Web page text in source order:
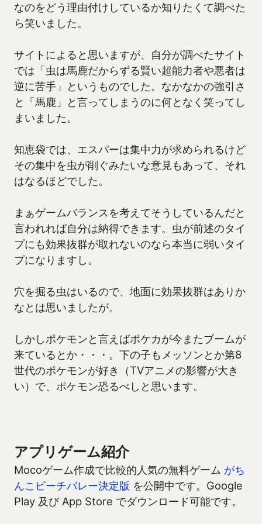
なのをどう理由付けしているか知りたくて調べた
ら笑いました。
サイトによると思いますが、自分が調べたサイト
では「虫は馬鹿だからずる賢い超能力者や悪者は
逆に苦手」というものでした。なかなかの強引さ
と「馬鹿」と言ってしまうのに何となく笑ってし
まいました。
知恵袋では、エスパーは集中力が求められるけど
その集中を虫が削ぐみたいな意見もあって、それ
はなるほどでした。
まぁゲームバランスを考えてそうしているんだと
言われれば自分は納得できます。虫が前述のタイ
プにも効果抜群が取れないのなら本当に弱いタイ
プになりますし。
穴を掘る虫はいるので、地面に効果抜群はありか
なとは思いましたが。
しかしポケモンと言えばポケカが今またブームが
来ているとか・・・。下の子もメッソンとか第8
世代のポケモンが好き（TVアニメの影響が大き
い）で、ポケモン恐るべしと思います。
アプリゲーム紹介
Mocoゲーム作成で比較的人気の無料ゲーム がち
んこビーチバレー決定版 を公開中です。Google
Play 及び App Store でダウンロード可能です。